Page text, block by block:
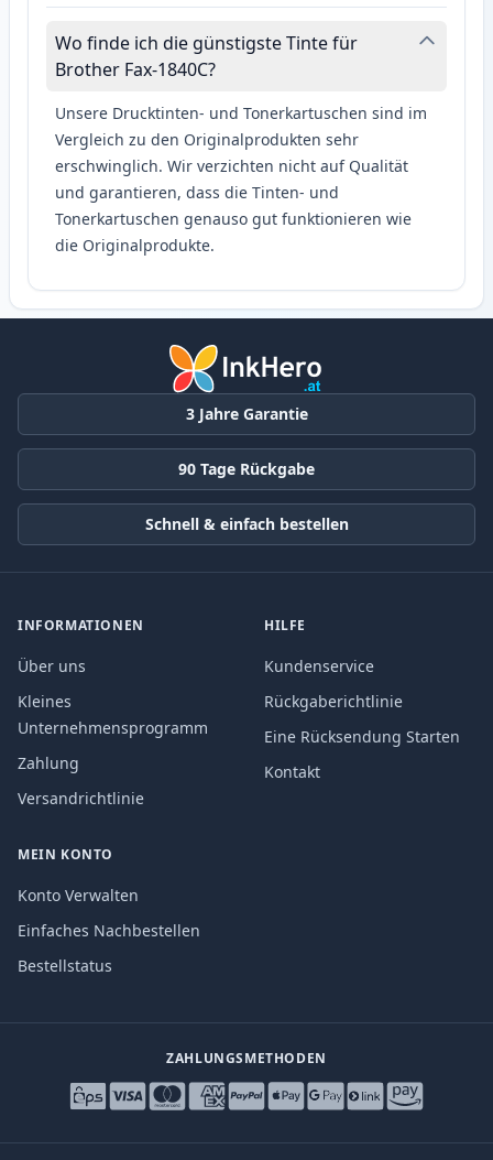
Wo finde ich die günstigste Tinte für
Brother Fax-1840C?
Unsere Drucktinten- und Tonerkartuschen sind im
Vergleich zu den Originalprodukten sehr
erschwinglich. Wir verzichten nicht auf Qualität
und garantieren, dass die Tinten- und
Tonerkartuschen genauso gut funktionieren wie
die Originalprodukte.
3 Jahre Garantie
90 Tage Rückgabe
Schnell & einfach bestellen
INFORMATIONEN
Über uns
Kleines
Unternehmensprogramm
Zahlung
Versandrichtlinie
HILFE
Kundenservice
Rückgaberichtlinie
Eine Rücksendung Starten
Kontakt
MEIN KONTO
Konto Verwalten
Einfaches Nachbestellen
Bestellstatus
ZAHLUNGSMETHODEN